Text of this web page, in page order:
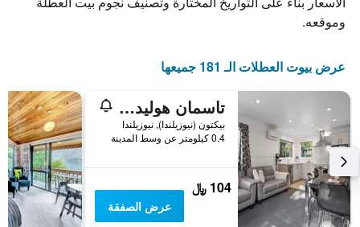
يتضمن
المخطط
محور
Y
الذي
يعرض
متوسط
سعر
غرفة
وموقعه.
عرض بيوت العطلات الـ 181 جميعها
تاسمان هوليداي باركس - بيكتون
بيكتون (نيوزيلندا), نيوزيلندا
0.4 كيلومتر عن وسط المدينة
104 ﷼
عرض الصفقة